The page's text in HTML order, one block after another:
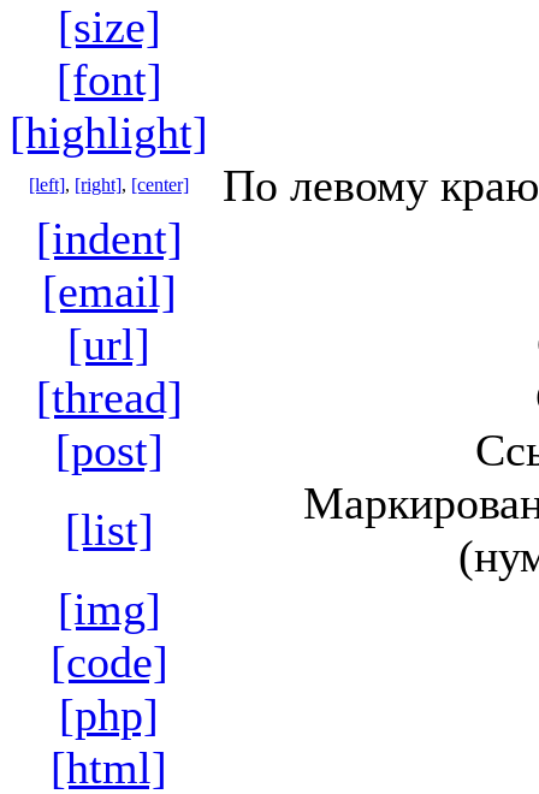
[size]
[font]
[highlight]
[left], [right], [center]
По левому
[indent]
[email]
[url]
[thread]
[post]
[list]
[img]
[code]
[php]
[html]